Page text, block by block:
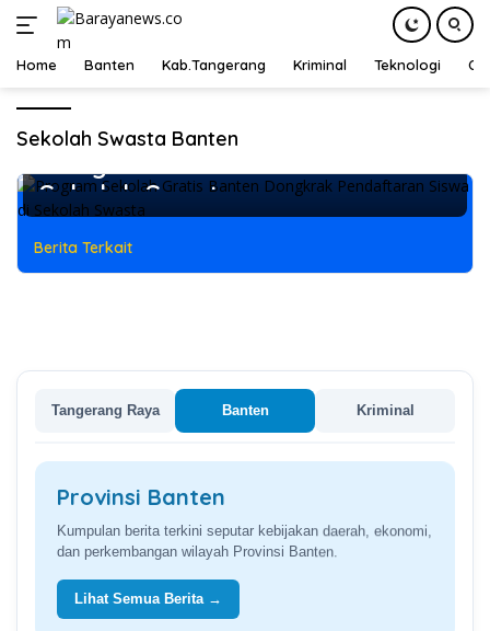
konten
Home Banten Kab.Tangerang Kriminal Teknologi
Sekolah Swasta Banten
Program Sekolah Gratis Banten
Sekolah Swasta
Berita Terkait
Tangerang Raya Banten Kriminal
Provinsi Banten
Kumpulan berita terkini seputar kebijakan daerah, ekonomi,
dan perkembangan wilayah Provinsi Banten.
Lihat Semua Berita →